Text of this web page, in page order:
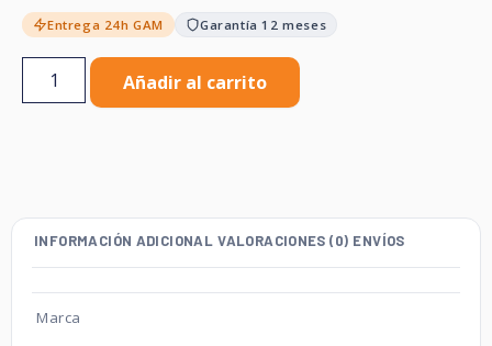
Entrega 24h GAM Garantía 12 meses
Añadir al carrito
INFORMACIÓN ADICIONAL VALORACIONES (0) ENVÍOS
Marca